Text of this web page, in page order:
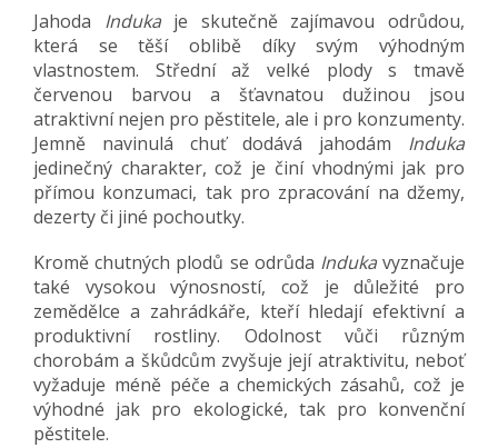
Jahoda Indukaje skutečně zajímavou odrůdou,
která se těší oblibě díky svým výhodným
vlastnostem. Střední až velké plody s tmavě
červenou barvou a šťavnatou dužinou jsou
atraktivní nejen pro pěstitele, ale i pro konzumenty.
Jemně navinulá chuť dodává jahodám Induka
jedinečný charakter, což je činí vhodnými jak pro
přímou konzumaci, tak pro zpracování na džemy,
dezerty či jiné pochoutky.
Kromě chutných plodů se odrůda Indukavyznačuje
také vysokou výnosností, což je důležité pro
zemědělce a zahrádkáře, kteří hledají efektivní a
produktivní rostliny. Odolnost vůči různým
chorobám a škůdcům zvyšuje její atraktivitu, neboť
vyžaduje méně péče a chemických zásahů, což je
výhodné jak pro ekologické, tak pro konvenční
pěstitele.